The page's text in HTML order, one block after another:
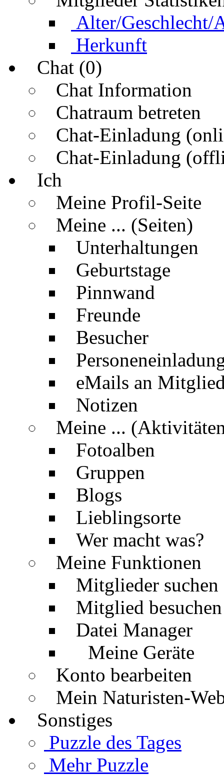
Alter/Geschlecht/
Herkunft
Chat (0)
Chat Information
Chatraum betreten
Chat-Einladung
Chat-Einladung
Ich
Meine Profil-Seite
Meine ... (Seiten)
Unterhaltungen
Geburtstage
Pinnwand
Freunde
Besucher
eMails an
Notizen
Meine ...
Fotoalben
Gruppen
Blogs
Lieblingsorte
Wer macht was?
Meine Funktionen
Mitglieder suchen
Mitglied besuchen
Datei Manager
Meine Geräte
Konto bearbeiten
Mein Naturisten-
Sonstiges
Puzzle des Tages
Mehr Puzzle